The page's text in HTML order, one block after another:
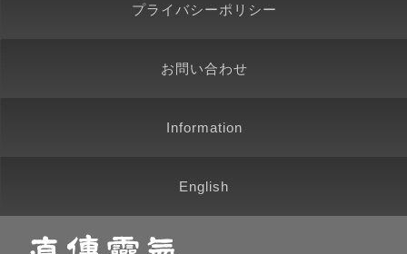
プライバシーポリシー
お問い合わせ
Information
English